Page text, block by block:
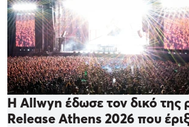
Η Allwyn έδωσε τον δικό της
Release Athens 2026 που